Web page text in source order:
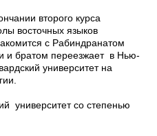
второго курса
восточных языков
с Рабиндранатом
и братом переезжает в Нью-
университет на
университет со степенью